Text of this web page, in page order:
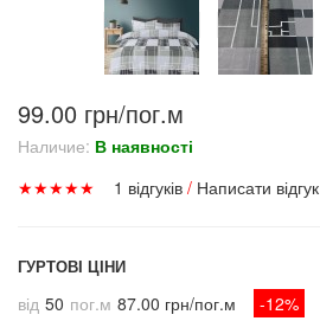
99.00 грн/пог.м
Наличие: В наявності
★★★★★ 1 відгуків / Написати відгук
ГУРТОВІ ЦІНИ
від 50 пог.м 87.00 грн/пог.м
-12%